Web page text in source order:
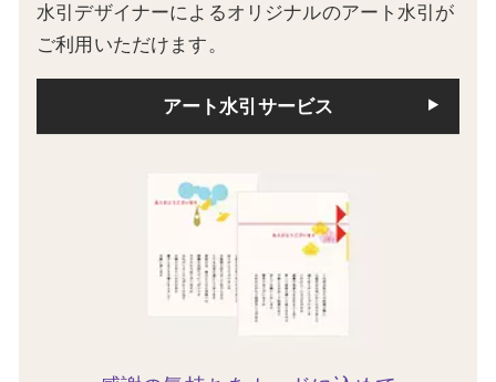
水引デザイナーによるオリジナルのアート水引が
ご利用いただけます。
アート水引サービス